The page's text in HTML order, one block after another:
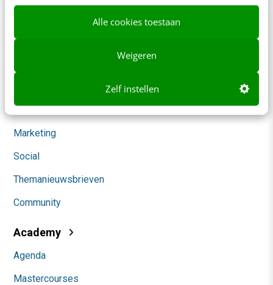
Alle cookies toestaan
Weigeren
Zelf instellen
Whitepapers
Blog
Content & Communicatie
Klantcontact & CX
Marketing
Social
Themanieuwsbrieven
Community
Academy
Agenda
Mastercourses